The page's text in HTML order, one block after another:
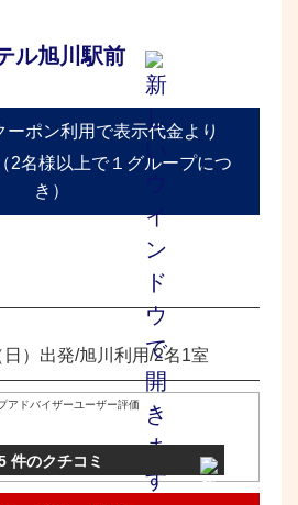
ル旭川駅前
ーポン利用で表示代金より
（2名様以上で１グループにつ
き）
）出発/旭川利用/2名1室
アドバイザーユーザー評価
件のクチコミ